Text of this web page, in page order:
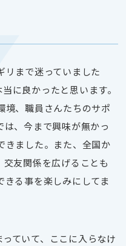
リまで迷っていました
に良かったと思います。
境、職員さんたちのサポ
、今まで興味が無かっ
きました。また、全国か
友関係を広げることも
きる事を楽しみにしてま
ていて、ここに入らなけ